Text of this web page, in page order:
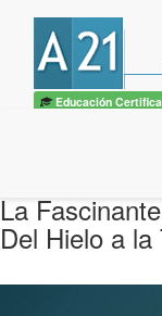
Educación
La
Del Hielo a